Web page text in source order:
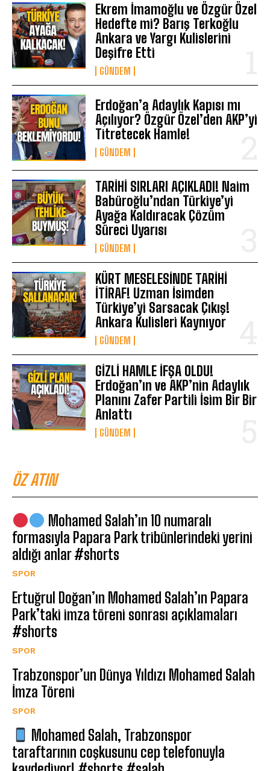
Ekrem İmamoğlu ve Özgür Özel
Hedefte mi? Barış Terkoğlu
Ankara ve Yargı Kulislerini
Deşifre Etti
GÜNDEM
Erdoğan’a Adaylık Kapısı mı
Açılıyor? Özgür Özel’den AKP’yi
Titretecek Hamle!
GÜNDEM
TARİHİ SIRLARI AÇIKLADI! Naim
Babüroğlu’ndan Türkiye’yi
Ayağa Kaldıracak Çözüm
Süreci Uyarısı
GÜNDEM
KÜRT MESELESİNDE TARİHİ
İTİRAF! Uzman İsimden
Türkiye’yi Sarsacak Çıkış!
Ankara Kulisleri Kaynıyor
GÜNDEM
GİZLİ HAMLE İFŞA OLDU!
Erdoğan’ın ve AKP’nin Adaylık
Planını Zafer Partili İsim Bir Bir
Anlattı
GÜNDEM
ÖZ ATIN
Mohamed Salah’ın 10 numaralı
formasıyla Papara Park tribünlerindeki yerini
aldığı anlar #shorts
SPOR
Ertuğrul Doğan’ın Mohamed Salah’ın Papara
Park’taki imza töreni sonrası açıklamaları
#shorts
SPOR
Trabzonspor’un Dünya Yıldızı Mohamed Salah
İmza Töreni
SPOR
Mohamed Salah, Trabzonspor
taraftarının coşkusunu cep telefonuyla